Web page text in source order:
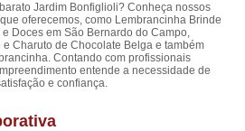
Jardim Bonfiglioli? Conheça nossos
oferecemos, como Lembrancinha Brinde
Doces em São Bernardo do Campo,
Charuto de Chocolate Belga e também
Contando com profissionais
entende a necessidade de
e confiança.